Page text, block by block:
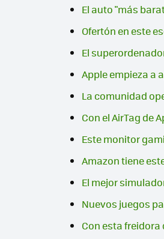
El auto "más
Ofertón en este
El
Apple empieza a
La comunidad
Con el AirTag de
Este monitor
Amazon tiene
El mejor
Nuevos juegos
Con esta